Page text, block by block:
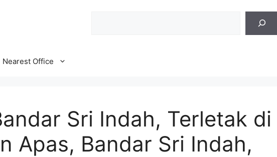
Nearest Office
Sri Indah, Terletak di
Apas, Bandar Sri Indah,